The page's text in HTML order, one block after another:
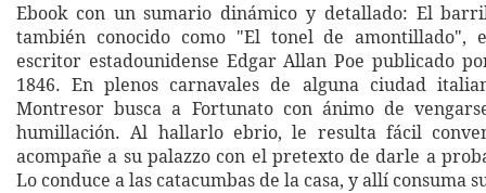
Ebook con un sumario dinámico y detallado: El
también conocido como "El tonel de amontillado",
escritor estadounidense Edgar Allan Poe publicado
1846. En plenos carnavales de alguna ciudad
Montresor busca a Fortunato con ánimo de
humillación. Al hallarlo ebrio, le resulta fácil
acompañe a su palazzo con el pretexto de darle a
Lo conduce a las catacumbas de la casa, y allí consuma